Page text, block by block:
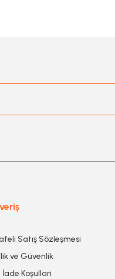
Satış Sözleşmesi
ve Güvenlik
Koşullari